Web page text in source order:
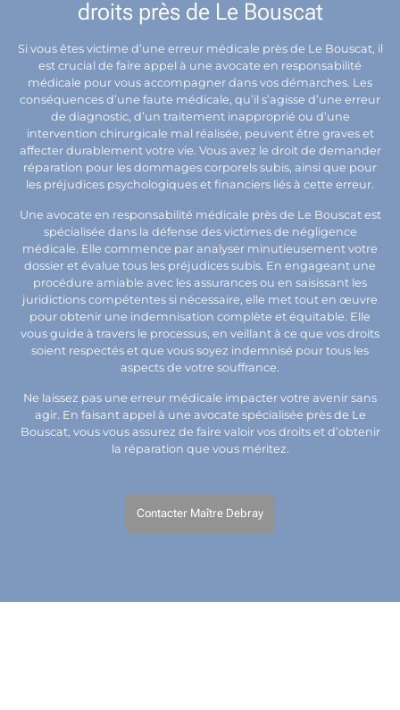
droits près de Le Bouscat
Si vous êtes victime d’une erreur médicale près de Le Bouscat, il
est crucial de faire appel à une avocate en responsabilité
médicale pour vous accompagner dans vos démarches. Les
conséquences d’une faute médicale, qu’il s’agisse d’une erreur
de diagnostic, d’un traitement inapproprié ou d’une
intervention chirurgicale mal réalisée, peuvent être graves et
affecter durablement votre vie. Vous avez le droit de demander
réparation pour les dommages corporels subis, ainsi que pour
les préjudices psychologiques et financiers liés à cette erreur.
Une avocate en responsabilité médicale près de Le Bouscat est
spécialisée dans la défense des victimes de négligence
médicale. Elle commence par analyser minutieusement votre
dossier et évalue tous les préjudices subis. En engageant une
procédure amiable avec les assurances ou en saisissant les
juridictions compétentes si nécessaire, elle met tout en œuvre
pour obtenir une indemnisation complète et équitable. Elle
vous guide à travers le processus, en veillant à ce que vos droits
soient respectés et que vous soyez indemnisé pour tous les
aspects de votre souffrance.
Ne laissez pas une erreur médicale impacter votre avenir sans
agir. En faisant appel à une avocate spécialisée près de Le
Bouscat, vous vous assurez de faire valoir vos droits et d’obtenir
la réparation que vous méritez.
Contacter Maître Debray